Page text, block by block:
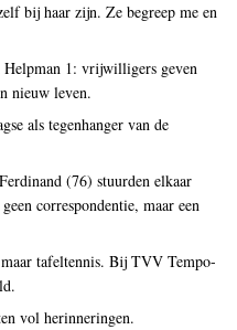
bij haar zijn. Ze begreep me en
1: vrijwilligers geven
nieuw leven.
als tegenhanger van de
(76) stuurden elkaar
correspondentie, maar een
tafeltennis. Bij TVV Tempo-
vol herinneringen.